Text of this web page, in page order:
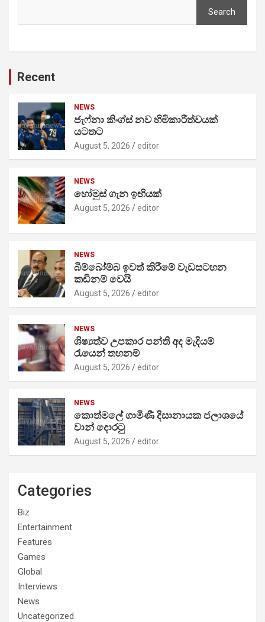
Search
Recent
NEWS
ජැෆ්නා කිංග්ස් නව හිමිකාරීත්වයක්
යටතට
August 5, 2026 editor
NEWS
හෝමුස් ගැන ඉඟියක්
August 5, 2026 editor
NEWS
බිම්බෝම්බ ඉවත් කිරීමේ වැඩසටහන
කඩිනම් වෙයි
August 5, 2026 editor
NEWS
ශිෂ්‍යත්ව උපකාර පන්ති අද මැදියම්
රැයෙන් තහනම්
August 5, 2026 editor
NEWS
කොත්මලේ ගාමිණී දිසානායක ජලාශයේ
වාන් දොරටු
August 5, 2026 editor
Categories
Biz
Entertainment
Features
Games
Global
Interviews
News
Uncategorized